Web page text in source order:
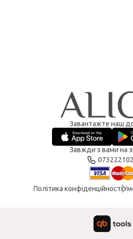
Завантажте наш
Завжди з вами на
Політика конфіденційності